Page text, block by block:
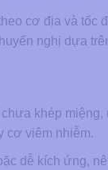
cơ địa và tốc
nghị dựa
khép miệng,
cơ viêm nhiễm.
dễ kích ứng,